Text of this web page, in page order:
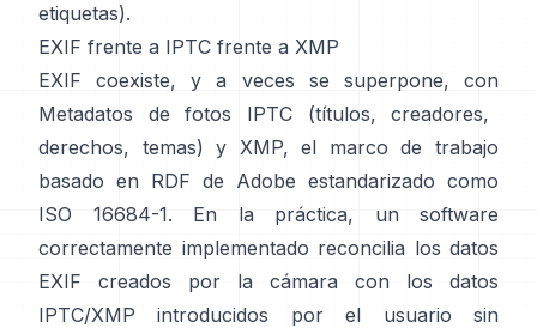
etiquetas).
EXIF frente a IPTC frente a XMP
EXIF coexiste, y a veces se superpone, con
Metadatos de fotos IPTC (títulos, creadores,
derechos, temas) y XMP, el marco de trabajo
basado en RDF de Adobe estandarizado como
ISO 16684-1. En la práctica, un software
correctamente implementado reconcilia los datos
EXIF creados por la cámara con los datos
IPTC/XMP introducidos por el usuario sin